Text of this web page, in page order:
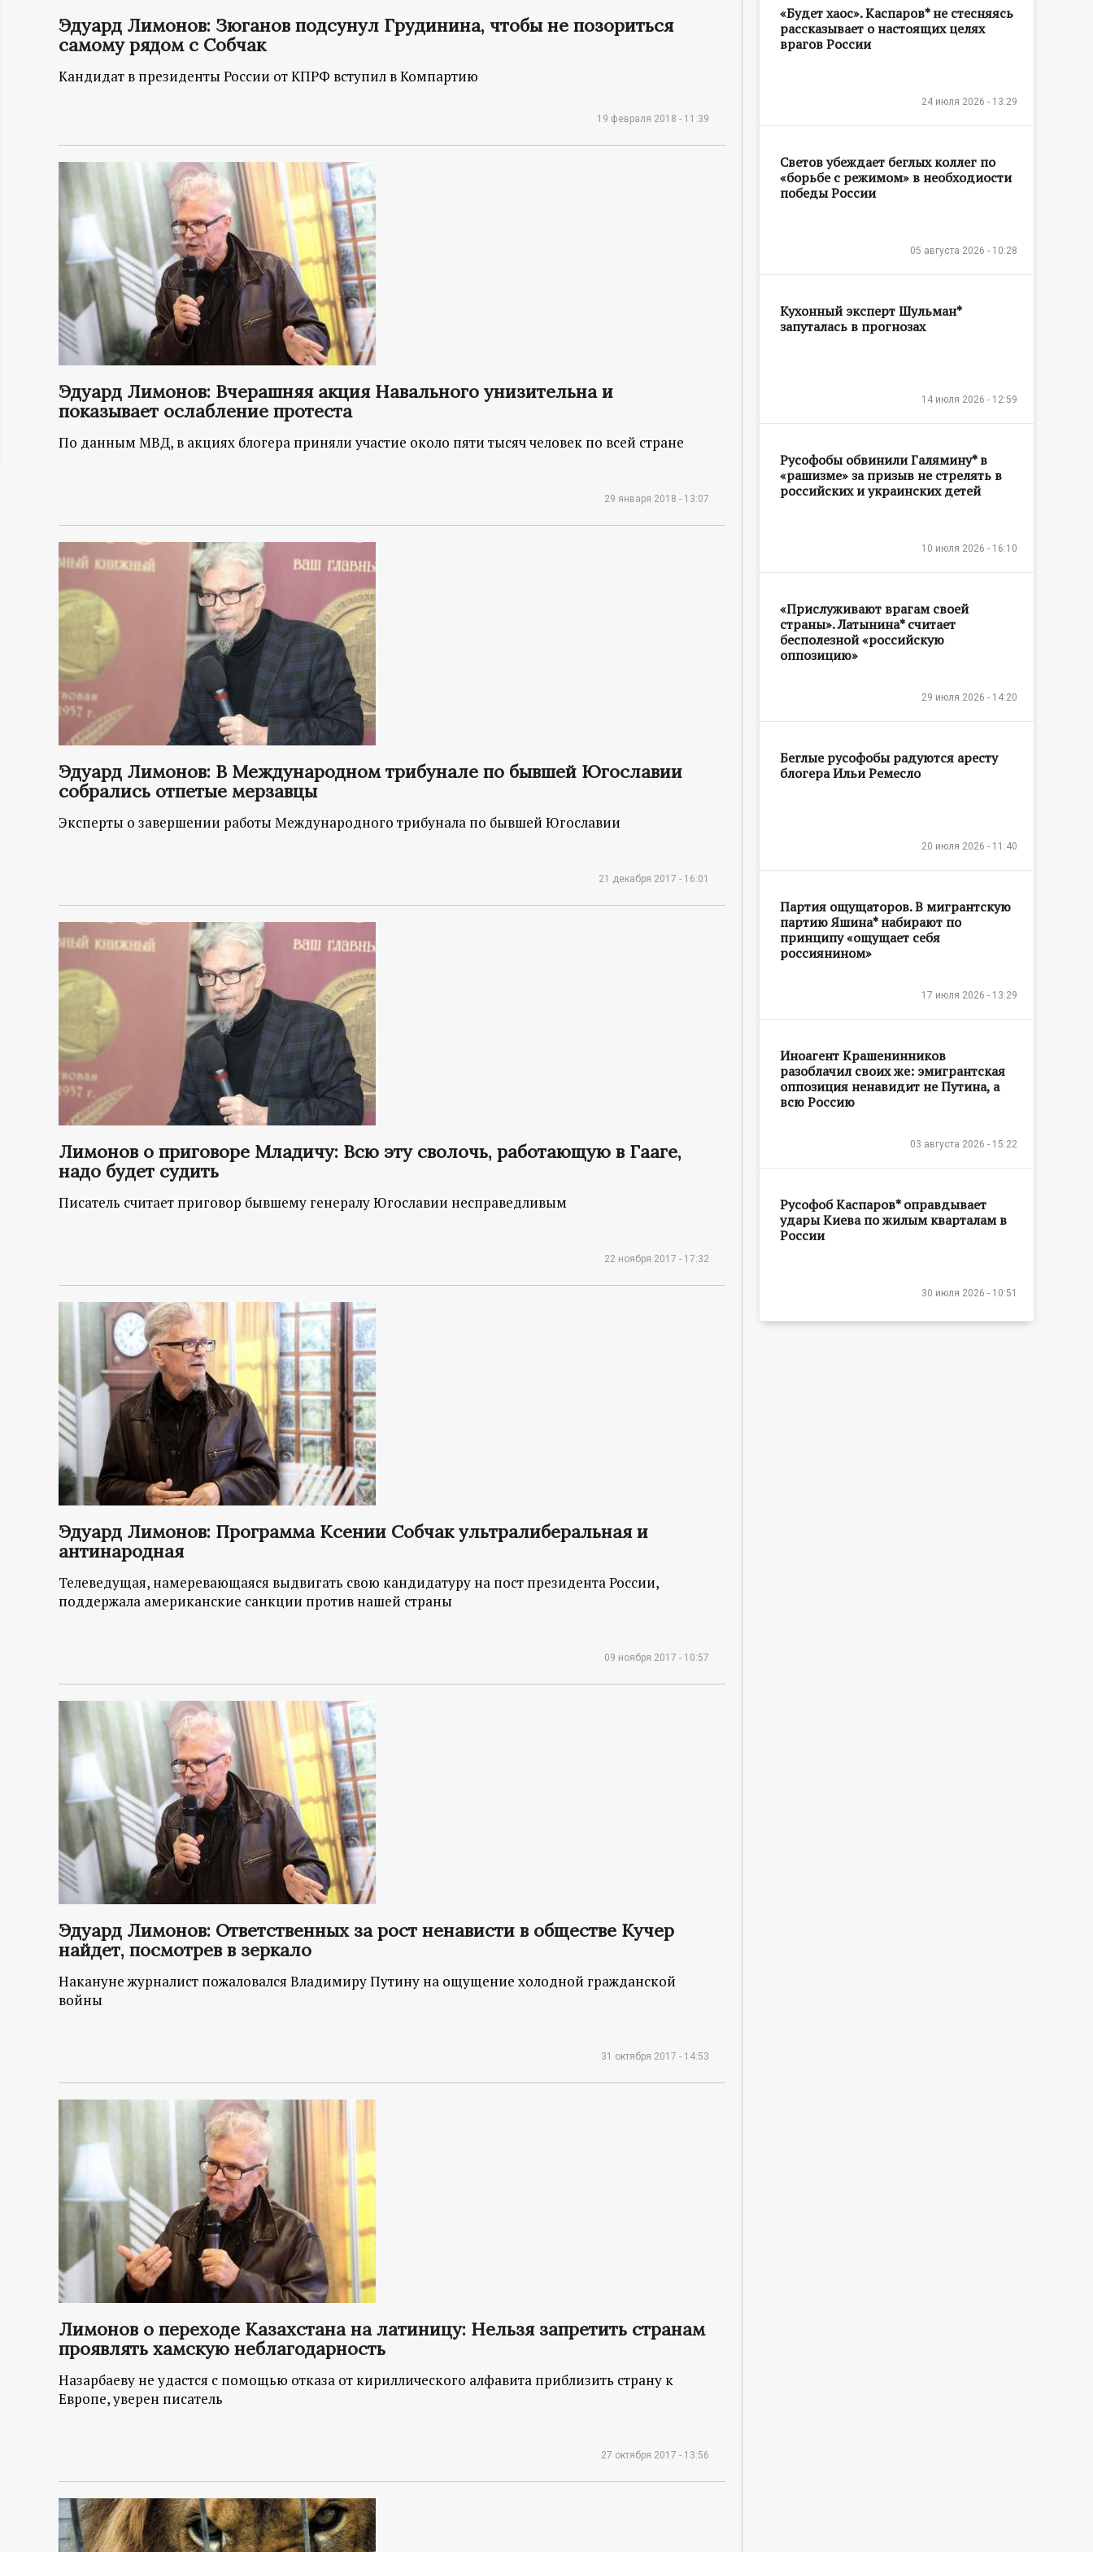
Н
-
н
ф
о
р
м
а
ц
и
н
ы
й
п
о
р
т
а
Эдуард Лимонов: Зюганов подсунул Грудинина, чтобы не позориться
самому рядом с Собчак
Кандидат в президенты России от КПРФ вступил в Компартию
19 февраля 2018 - 11:39
Эдуард Лимонов: Вчерашняя акция Навального унизительна и
показывает ослабление протеста
По данным МВД, в акциях блогера приняли участие около пяти тысяч человек по всей стране
29 января 2018 - 13:07
Эдуард Лимонов: В Международном трибунале по бывшей Югославии
собрались отпетые мерзавцы
Эксперты о завершении работы Международного трибунала по бывшей Югославии
21 декабря 2017 - 16:01
Лимонов о приговоре Младичу: Всю эту сволочь, работающую в Гааге,
надо будет судить
Писатель считает приговор бывшему генералу Югославии несправедливым
22 ноября 2017 - 17:32
Эдуард Лимонов: Программа Ксении Собчак ультралиберальная и
антинародная
Телеведущая, намеревающаяся выдвигать свою кандидатуру на пост президента России,
поддержала американские санкции против нашей страны
09 ноября 2017 - 10:57
Эдуард Лимонов: Ответственных за рост ненависти в обществе Кучер
найдет, посмотрев в зеркало
Накануне журналист пожаловался Владимиру Путину на ощущение холодной гражданской
войны
31 октября 2017 - 14:53
Лимонов о переходе Казахстана на латиницу: Нельзя запретить странам
проявлять хамскую неблагодарность
Назарбаеву не удастся с помощью отказа от кириллического алфавита приблизить страну к
Европе, уверен писатель
27 октября 2017 - 13:56
«Будет хаос». Каспаров* не стесняясь
рассказывает о настоящих целях
врагов России
24 июля 2026 - 13:29
Светов убеждает беглых коллег по
«борьбе с режимом» в необходиости
победы России
05 августа 2026 - 10:28
Кухонный эксперт Шульман*
запуталась в прогнозах
14 июля 2026 - 12:59
Русофобы обвинили Галямину* в
«рашизме» за призыв не стрелять в
российских и украинских детей
10 июля 2026 - 16:10
«Прислуживают врагам своей
страны». Латынина* считает
бесполезной «российскую
оппозицию»
29 июля 2026 - 14:20
Беглые русофобы радуются аресту
блогера Ильи Ремесло
20 июля 2026 - 11:40
Партия ощущаторов. В мигрантскую
партию Яшина* набирают по
принципу «ощущает себя
россиянином»
17 июля 2026 - 13:29
Иноагент Крашенинников
разоблачил своих же: эмигрантская
оппозиция ненавидит не Путина, а
всю Россию
03 августа 2026 - 15:22
Русофоб Каспаров* оправдывает
удары Киева по жилым кварталам в
России
30 июля 2026 - 10:51